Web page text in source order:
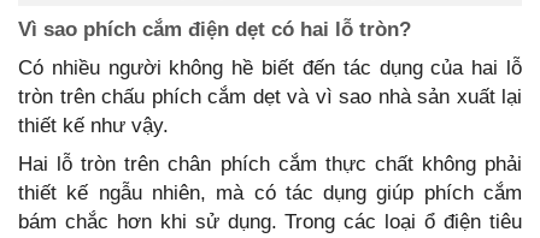
Vì sao phích cắm điện dẹt có hai lỗ tròn?
Có nhiều người không hề biết đến tác dụng của hai lỗ
tròn trên chấu phích cắm dẹt và vì sao nhà sản xuất lại
thiết kế như vậy.
Hai lỗ tròn trên chân phích cắm thực chất không phải
thiết kế ngẫu nhiên, mà có tác dụng giúp phích cắm
bám chắc hơn khi sử dụng. Trong các loại ổ điện tiêu